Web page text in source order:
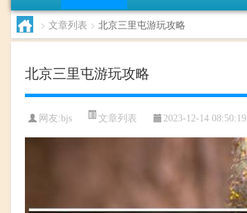
> 文章列表 > 北京三里屯游玩攻略
北京三里屯游玩攻略
网友:bjs 文章列表 2023-12-14 08:50:19